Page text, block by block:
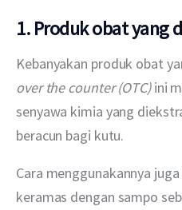
1. Produk obat yang
Kebanyakan produk obat
over the counter (OTC) ini
senyawa kimia yang
beracun bagi kutu.
Cara menggunakannya
keramas dengan sampo